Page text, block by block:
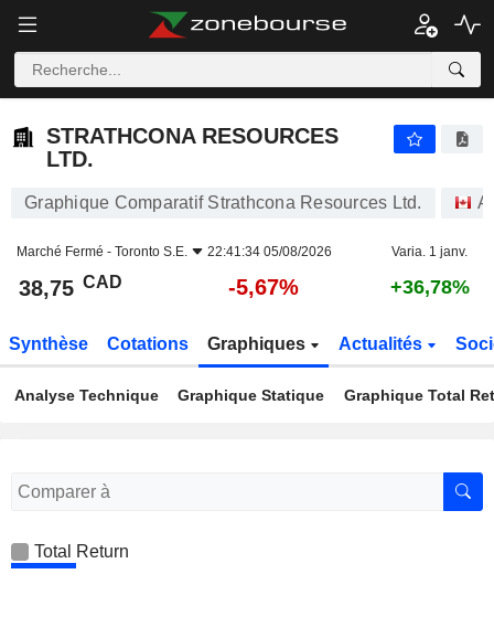
STRATHCONA RESOURCES
LTD.
Graphique Comparatif Strathcona Resources Ltd.
Marché Fermé - Toronto S.E. 22:41:34 05/08/2026 Varia. 1 janv.
38,75 CAD -5,67% +36,78%
Synthèse Cotations Graphiques Actualités
Analyse Technique Graphique Statique Graphique Total
Total Return